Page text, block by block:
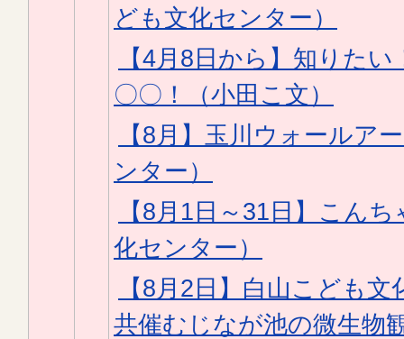
ども文化センター）
【4月8日から】知りた
〇〇！（小田こ文）
【8月】玉川ウォールア
ンター）
【8月1日～31日】こん
化センター）
【8月2日】白山こども
共催むじなが池の微生物